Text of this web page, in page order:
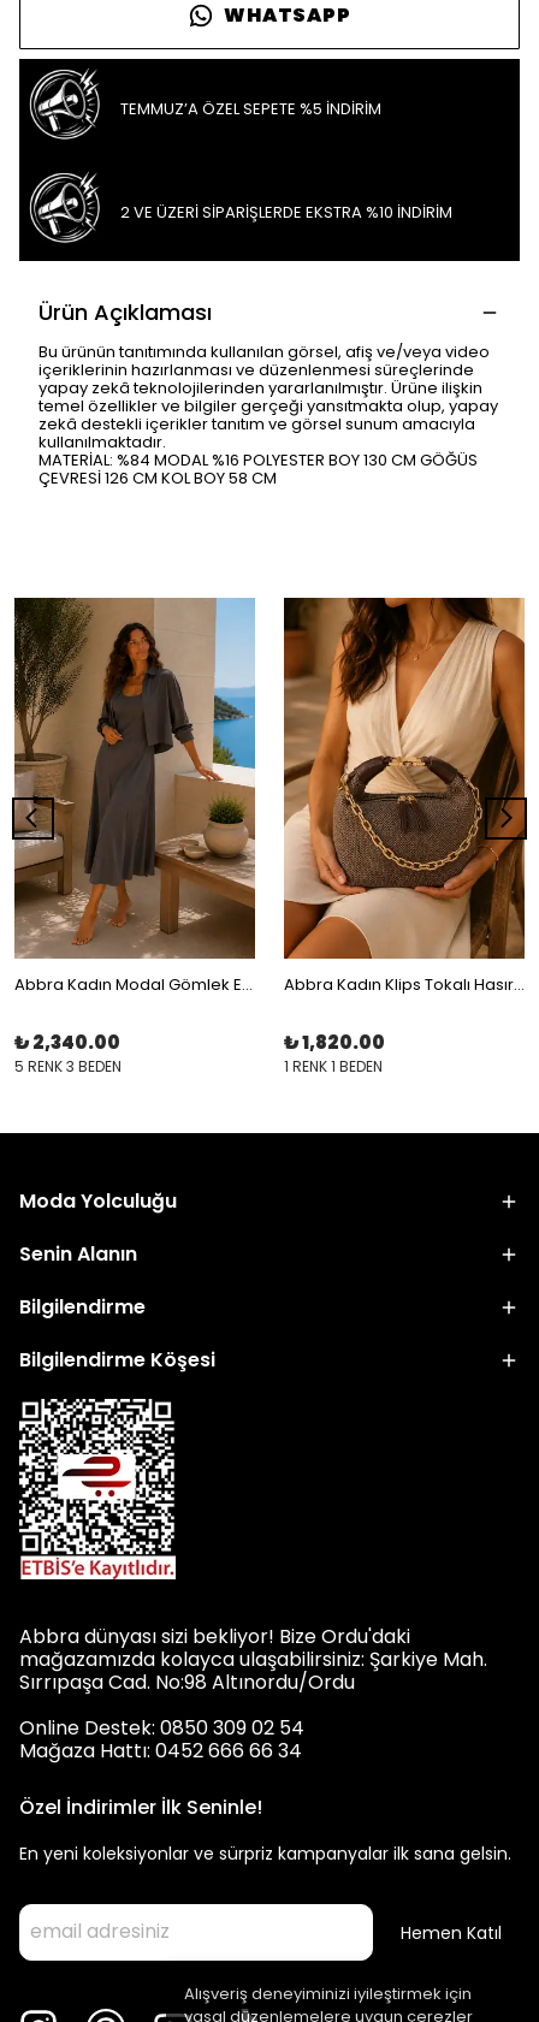
Alışveriş deneyiminizi iyileştirmek için
yasal düzenlemelere uygun çerezler
WHATSAPP
TEMMUZ’A ÖZEL SEPETE %5 İNDİRİM
2 VE ÜZERİ SİPARİŞLERDE EKSTRA %10 İNDİRİM
Ürün Açıklaması
Bu ürünün tanıtımında kullanılan görsel, afiş ve/veya video
içeriklerinin hazırlanması ve düzenlenmesi süreçlerinde
yapay zekâ teknolojilerinden yararlanılmıştır. Ürüne ilişkin
temel özellikler ve bilgiler gerçeği yansıtmakta olup, yapay
zekâ destekli içerikler tanıtım ve görsel sunum amacıyla
kullanılmaktadır.
MATERİAL: %84 MODAL %16 POLYESTER BOY 130 CM GÖĞÜS
ÇEVRESİ 126 CM KOL BOY 58 CM
Abbra Kadın Modal Gömlek Elbise Takım
₺ 2,340.00
5 RENK 3 BEDEN
Abbra Kadın Klips Tokalı Hasır Çanta
₺ 1,820.00
1 RENK 1 BEDEN
Moda Yolculuğu
Senin Alanın
Bilgilendirme
Bilgilendirme Köşesi
Abbra dünyası sizi bekliyor! Bize Ordu'daki
mağazamızda kolayca ulaşabilirsiniz: Şarkiye Mah.
Sırrıpaşa Cad. No:98 Altınordu/Ordu
Online Destek: 0850 309 02 54
Mağaza Hattı: 0452 666 66 34
Özel İndirimler İlk Seninle!
En yeni koleksiyonlar ve sürpriz kampanyalar ilk sana gelsin.
Hemen Katıl